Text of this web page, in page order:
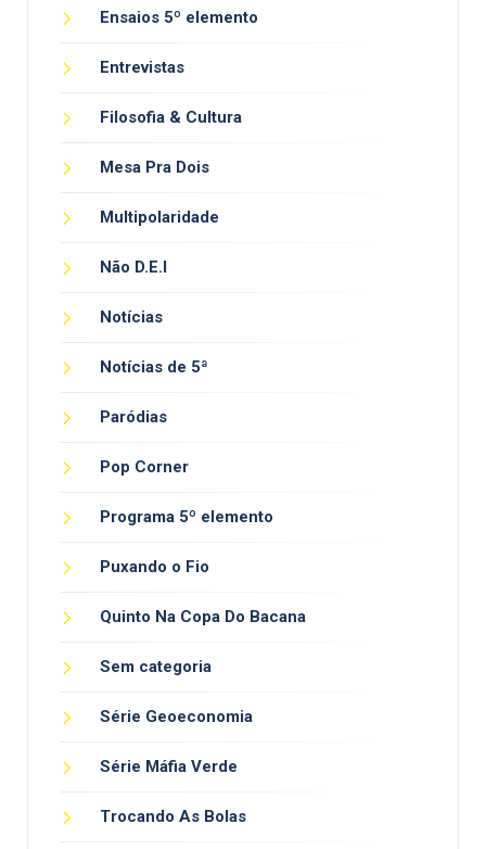
Ensaios 5º elemento
Entrevistas
Filosofia & Cultura
Mesa Pra Dois
Multipolaridade
Não D.E.I
Notícias
Notícias de 5ª
Paródias
Pop Corner
Programa 5º elemento
Puxando o Fio
Quinto Na Copa Do Bacana
Sem categoria
Série Geoeconomia
Série Máfia Verde
Trocando As Bolas